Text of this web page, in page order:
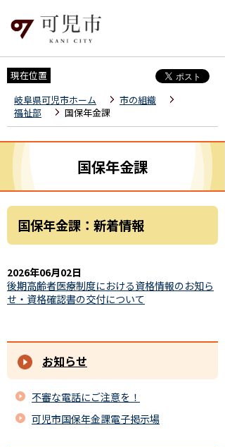
現在位置
岐阜県可児市ホーム
市の組織
福祉部
国保年金課
国保年金課
国保年金課：新着情報
2026年06月02日
後期高齢者医療制度における資格情報のお知ら
せ・資格確認書の交付について
お知らせ
不審な電話にご注意を！
可児市国保年金課電子掲示場